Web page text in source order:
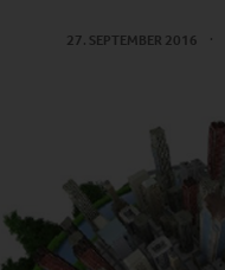
27. SEPTEMBER 2016